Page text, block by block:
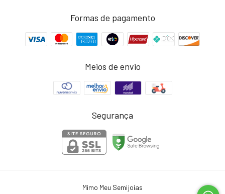
Formas de pagamento
Meios de envio
Segurança
Mimo Meu Semijoias